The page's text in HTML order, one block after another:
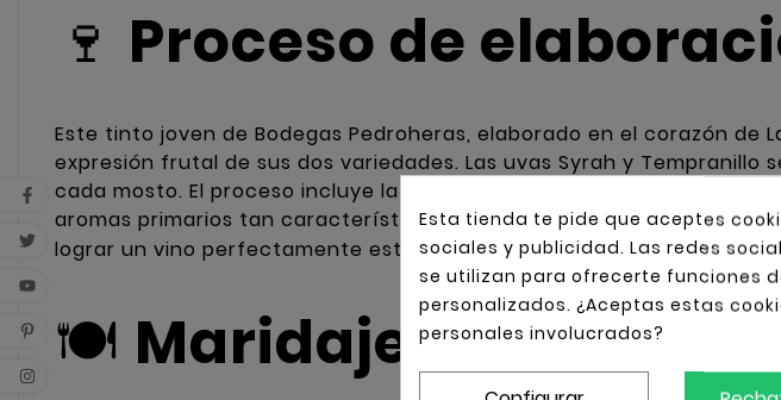
🍷 Proceso de
Este tinto joven de Bodegas Pedroheras, elaborado en el corazón de
expresión frutal de sus dos variedades. Las uvas Syrah y
cada mosto. El proceso incluye la fermentación en depósitos de
aromas primarios tan característicos del vino joven. Una vez
lograr un vino perfectamente estructurado, potente y sin crianza en
🍽 Maridaje
Esta tienda te pide que aceptes
sociales y publicidad. Las redes
se utilizan para ofrecerte funciones
personalizados. ¿Aceptas estas
personales involucrados?